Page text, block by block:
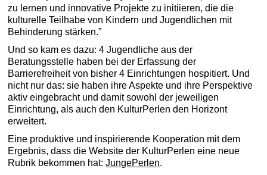
zu lernen und innovative Projekte zu initiieren, die die
kulturelle Teilhabe von Kindern und Jugendlichen mit
Behinderung stärken.”
Und so kam es dazu: 4 Jugendliche aus der
Beratungsstelle haben bei der Erfassung der
Barrierefreiheit von bisher 4 Einrichtungen hospitiert. Und
nicht nur das: sie haben ihre Aspekte und ihre Perspektive
aktiv eingebracht und damit sowohl der jeweiligen
Einrichtung, als auch den KulturPerlen den Horizont
erweitert.
Eine produktive und inspirierende Kooperation mit dem
Ergebnis, dass die Website der KulturPerlen eine neue
Rubrik bekommen hat:JungePerlen.